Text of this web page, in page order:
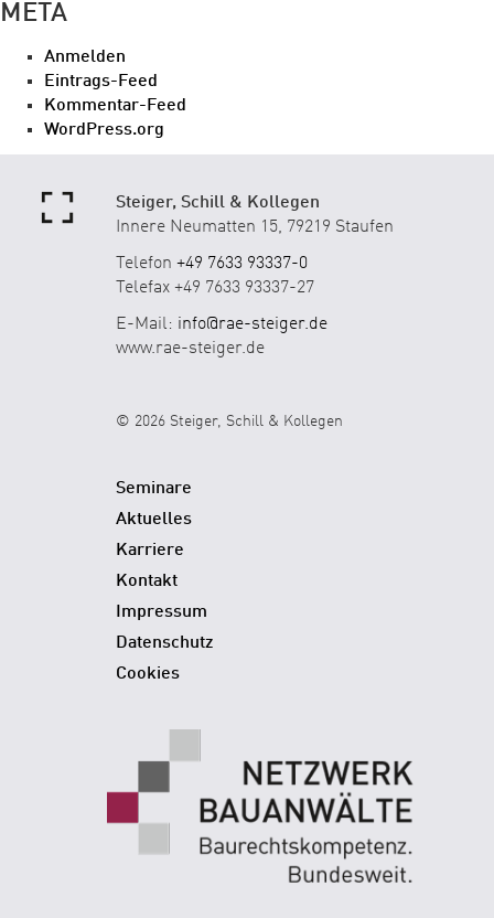
META
Anmelden
Eintrags-Feed
Kommentar-Feed
WordPress.org
Steiger, Schill & Kollegen
Innere Neumatten 15, 79219 Staufen
Telefon +49 7633 93337-0
Telefax +49 7633 93337-27
E-Mail: info@rae-steiger.de
www.rae-steiger.de
© 2026 Steiger, Schill & Kollegen
Seminare
Aktuelles
Karriere
Kontakt
Impressum
Datenschutz
Cookies